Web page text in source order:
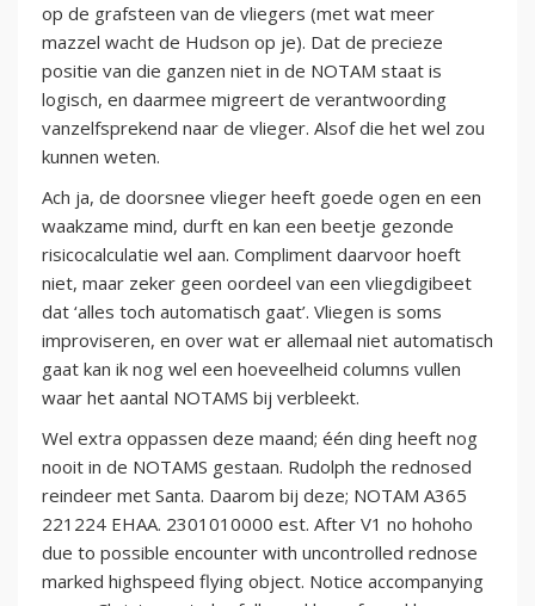
op de grafsteen van de vliegers (met wat meer
mazzel wacht de Hudson op je). Dat de precieze
positie van die ganzen niet in de NOTAM staat is
logisch, en daarmee migreert de verantwoording
vanzelfsprekend naar de vlieger. Alsof die het wel zou
kunnen weten.
Ach ja, de doorsnee vlieger heeft goede ogen en een
waakzame mind, durft en kan een beetje gezonde
risicocalculatie wel aan. Compliment daarvoor hoeft
niet, maar zeker geen oordeel van een vliegdigibeet
dat ‘alles toch automatisch gaat’. Vliegen is soms
improviseren, en over wat er allemaal niet automatisch
gaat kan ik nog wel een hoeveelheid columns vullen
waar het aantal NOTAMS bij verbleekt.
Wel extra oppassen deze maand; één ding heeft nog
nooit in de NOTAMS gestaan. Rudolph the rednosed
reindeer met Santa. Daarom bij deze; NOTAM A365
221224 EHAA. 2301010000 est. After V1 no hohoho
due to possible encounter with uncontrolled rednose
marked highspeed flying object. Notice accompanying